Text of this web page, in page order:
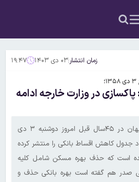
زمان انتشار:۰۳ دی ۱۴۰۳ ۱۹:۴۷
در وزارت خارجه ادامه
روزنامه چاپ عصر کیهان در ۴۵سال قبل امروز دوشنبه ۳ دی
خود جدول کاهش اقساط بانکی را منتشر کرده
است که حذف بهره مسکن شامل کلیه
صدر هم گفته است بهره بانکی حذف و